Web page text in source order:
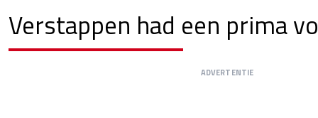
Verstappen had een prima
ADVERTENTIE